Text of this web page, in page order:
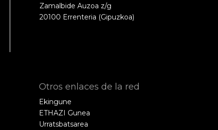
Zamalbide Auzoa z/g
20100 Errenteria (Gipuzkoa)
Otros enlaces de la red
Ekingune
ETHAZI Gunea
Urratsbatsarea